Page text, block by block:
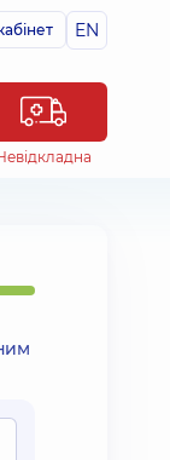
EN